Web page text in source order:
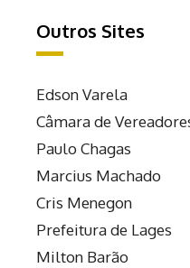
Outros Sites
Edson Varela
Câmara de
Paulo Chagas
Marcius Machado
Cris Menegon
Prefeitura de Lages
Milton Barão